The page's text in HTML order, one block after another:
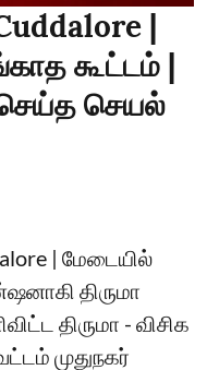
|
கூட்டம் |
செயல்
| மேடையில்
திருமா
திருமா - விசிக
முதுநகர்